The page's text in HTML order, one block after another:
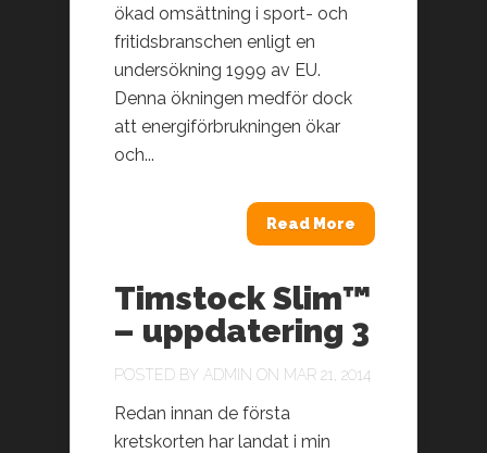
ökad omsättning i sport- och
fritidsbranschen enligt en
undersökning 1999 av EU.
Denna ökningen medför dock
att energiförbrukningen ökar
och...
Read More
Timstock Slim™
– uppdatering 3
POSTED BY ADMIN ON MAR 21, 2014
Redan innan de första
kretskorten har landat i min